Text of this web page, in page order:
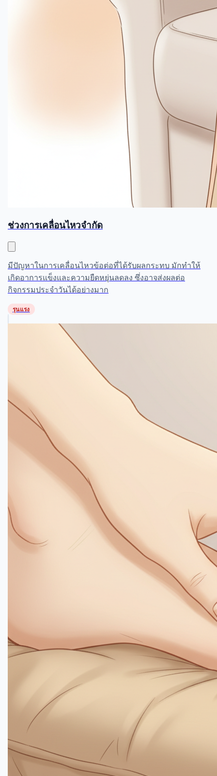
ช่วงการเคลื่อนไหวจำกัด
มีปัญหาในการเคลื่อนไหวข้อต่อที่ได้รับผลกระทบ มักทำให้
เกิดอาการแข็งและความยืดหยุ่นลดลง ซึ่งอาจส่งผลต่อ
กิจกรรมประจำวันได้อย่างมาก
รุนแรง